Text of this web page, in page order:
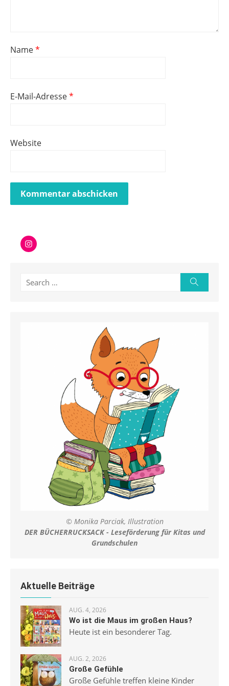
Name*
E-Mail-Adresse*
Website
Instagram
Search
© Monika Parciak, Illustration
DER BÜCHERRUCKSACK - Leseförderung für Kitas und
Grundschulen
Aktuelle Beiträge
AUG. 4, 2026
Wo ist die Maus im großen Haus?
Heute ist ein besonderer Tag.
AUG. 2, 2026
Große Gefühle
Große Gefühle treffen kleine Kinder